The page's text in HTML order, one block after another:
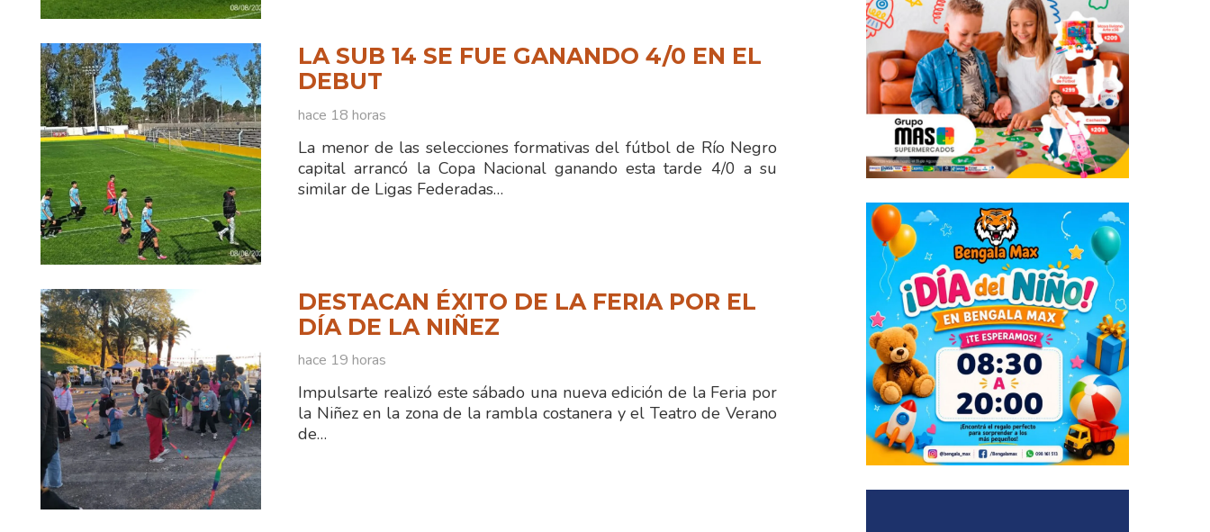
LA SUB 14 SE FUE GANANDO 4/0 EN EL
DEBUT
hace 18 horas
La menor de las selecciones formativas del fútbol de Río Negro
capital arrancó la Copa Nacional ganando esta tarde 4/0 a su
similar de Ligas Federadas…
DESTACAN ÉXITO DE LA FERIA POR EL
DÍA DE LA NIÑEZ
hace 19 horas
Impulsarte realizó este sábado una nueva edición de la Feria por
la Niñez en la zona de la rambla costanera y el Teatro de Verano
de…